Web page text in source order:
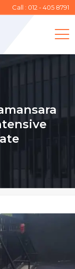
Call : 012 - 405 8791